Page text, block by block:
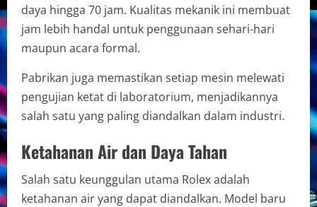
daya hingga 70 jam. Kualitas mekanik ini membuat
jam lebih handal untuk penggunaan sehari-hari
maupun acara formal.
Pabrikan juga memastikan setiap mesin melewati
pengujian ketat di laboratorium, menjadikannya
salah satu yang paling diandalkan dalam industri.
Ketahanan Air dan Daya Tahan
Salah satu keunggulan utama Rolex adalah
ketahanan air yang dapat diandalkan. Model baru